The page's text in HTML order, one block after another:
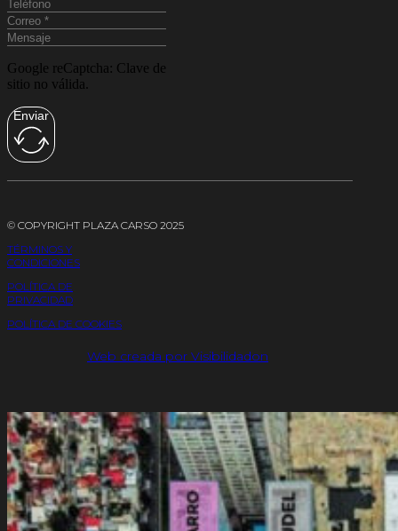
Google reCaptcha: Clave de
sitio no válida.
Enviar
© COPYRIGHT PLAZA CARSO 2025
TÉRMINOS Y
CONDICIONES
POLÍTICA DE
PRIVACIDAD
POLÍTICA DE COOKIES
Web creada por Visibilidadon